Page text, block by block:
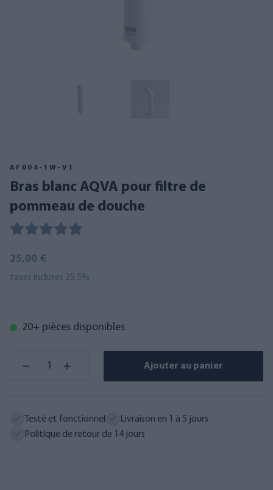
AF004-1W-V1
bras blanc AQVA pour filtre de
pommeau de douche
25,00 €
taxes incluses 25.5%
20+ pièces disponibles
Ajouter au panier
Testé et fonctionnel
Livraison en 1 à 5 jours
Politique de retour de 14 jours